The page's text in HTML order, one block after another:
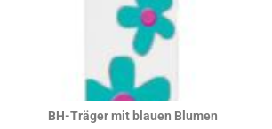
Hier ansehen
BH-Träger mit blauen Blumen